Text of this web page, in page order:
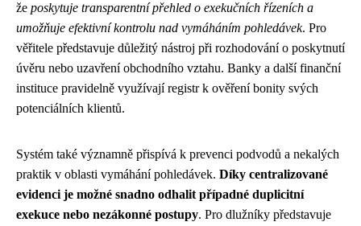
že poskytuje transparentní přehled o exekučních řízeních a
umožňuje efektivní kontrolu nad vymáháním pohledávek. Pro
věřitele představuje důležitý nástroj při rozhodování o poskytnutí
úvěru nebo uzavření obchodního vztahu. Banky a další finanční
instituce pravidelně využívají registr k ověření bonity svých
potenciálních klientů.
Systém také významně přispívá k prevenci podvodů a nekalých
praktik v oblasti vymáhání pohledávek. Díky centralizované
evidenci je možné snadno odhalit případné duplicitní
exekuce nebo nezákonné postupy. Pro dlužníky představuje